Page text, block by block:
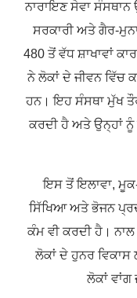
ਨਾਰਾਇਣ ਸੇਵਾ ਸੰਸਥਾਨ
ਸਰਕਾਰੀ ਅਤੇ ਗੈਰ-
480 ਤੋਂ ਵੱਧ ਸ਼ਾਖਾਵਾਂ
ਨੇ ਲੋਕਾਂ ਦੇ ਜੀਵਨ ਵਿੱਚ
ਹਨ। ਇਹ ਸੰਸਥਾ ਮੁੱਖ
ਕਰਦੀ ਹੈ ਅਤੇ ਉਨ੍ਹਾਂ ਨੂੰ
ਇਸ ਤੋਂ ਇਲਾਵਾ,
ਸਿੱਖਿਆ ਅਤੇ ਭੋਜਨ
ਕੰਮ ਵੀ ਕਰਦੀ ਹੈ।
ਲੋਕਾਂ ਦੇ ਹੁਨਰ ਵਿਕਾਸ
ਲੋਕਾਂ